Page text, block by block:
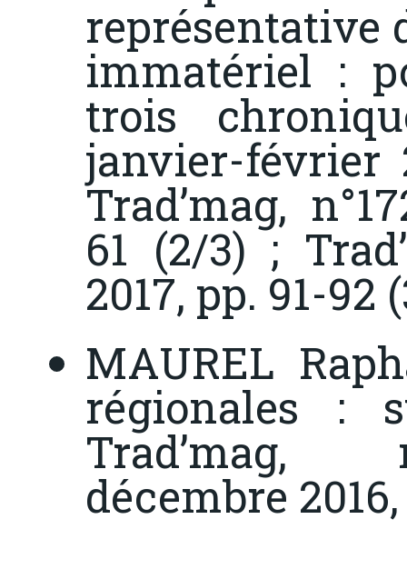
représentative
immatériel :
trois
janvier-février
Trad’mag,
61 (2/3) ;
2017, pp. 91-92
MAUREL
régionales :
Trad’mag,
décembre